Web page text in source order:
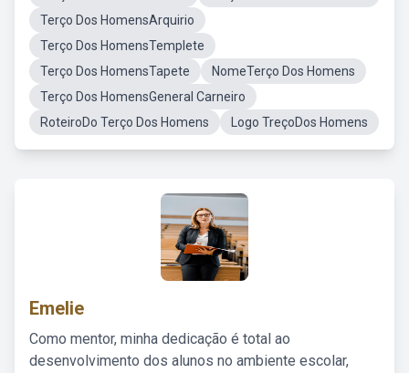
Terço Dos HomensArquirio
Terço Dos HomensTemplete
Terço Dos HomensTapete
NomeTerço Dos Homens
Terço Dos HomensGeneral Carneiro
RoteiroDo Terço Dos Homens
Logo TreçoDos Homens
Emelie
Como mentor, minha dedicação é total ao
desenvolvimento dos alunos no ambiente escolar,